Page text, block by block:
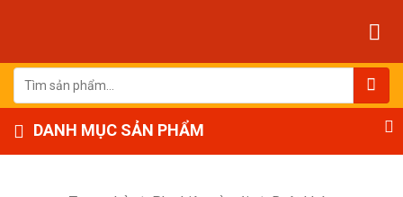
dung
Tìm
kiếm:
DANH MỤC SẢN PHẨM